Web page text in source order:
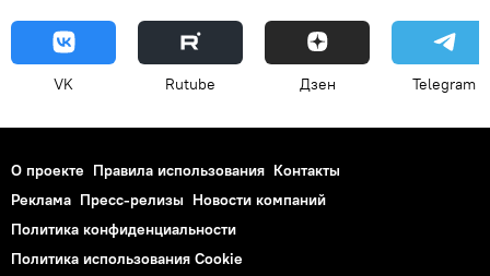
VK Rutube Дзен Telegram
О проекте Правила использования Контакты
Реклама Пресс-релизы Новости компаний
Политика конфиденциальности
Политика использования Cookie